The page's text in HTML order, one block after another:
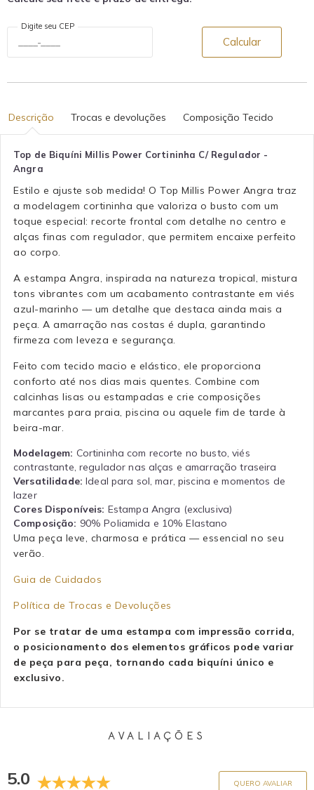
Digite seu CEP
Calcular
Descrição Trocas e devoluções Composição Tecido
Top de Biquíni Millis Power Cortininha C/ Regulador -
Angra
Estilo e ajuste sob medida! O Top Millis Power Angra traz
a modelagem cortininha que valoriza o busto com um
toque especial: recorte frontal com detalhe no centro e
alças finas com regulador, que permitem encaixe perfeito
ao corpo.
A estampa Angra, inspirada na natureza tropical, mistura
tons vibrantes com um acabamento contrastante em viés
azul-marinho — um detalhe que destaca ainda mais a
peça. A amarração nas costas é dupla, garantindo
firmeza com leveza e segurança.
Feito com tecido macio e elástico, ele proporciona
conforto até nos dias mais quentes. Combine com
calcinhas lisas ou estampadas e crie composições
marcantes para praia, piscina ou aquele fim de tarde à
beira-mar.
Modelagem: Cortininha com recorte no busto, viés
contrastante, regulador nas alças e amarração traseira
Versatilidade: Ideal para sol, mar, piscina e momentos de
lazer
Cores Disponíveis: Estampa Angra (exclusiva)
Composição: 90% Poliamida e 10% Elastano
Uma peça leve, charmosa e prática — essencial no seu
verão.
Guia de Cuidados
Política de Trocas e Devoluções
Por se tratar de uma estampa com impressão corrida,
o posicionamento dos elementos gráficos pode variar
de peça para peça, tornando cada biquíni único e
exclusivo.
AVALIAÇÕES
5.0 QUERO AVALIAR